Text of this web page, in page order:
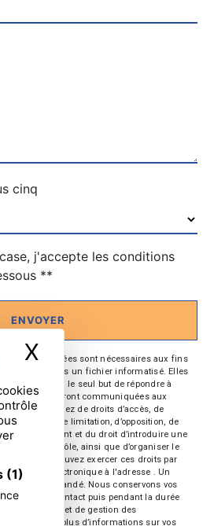
(1)
X Masquer le
cinq
j'accepte les conditions
**
ENVOYER
communiquées sont nécessaires aux fins
dans un fichier informatisé. Elles
traitants dans le seul but de répondre à
collectées seront communiquées aux
. Vous disposez de droits d’accès, de
portabilité, de limitation, d’opposition, de
à tout moment et du droit d’introduire une
de contrôle, ainsi que d’organiser le
Vous pouvez exercer ces droits par
courrier électronique à l'adresse . Un
être demandé. Nous conservons vos
de prise de contact puis pendant la durée
probatoires et de gestion des
cnil.fr pour plus d’informations sur vos